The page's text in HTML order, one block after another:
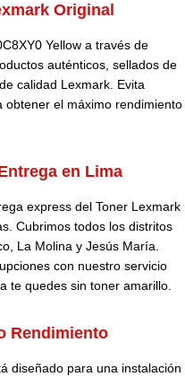
Original
Yellow a través de
auténticos, sellados de
calidad Lexmark. Evita
obtener el máximo rendimiento
en Lima
express del Toner Lexmark
Cubrimos todos los distritos
La Molina y Jesús María.
con nuestro servicio
te quedes sin toner amarillo.
Rendimiento
diseñado para una instalación